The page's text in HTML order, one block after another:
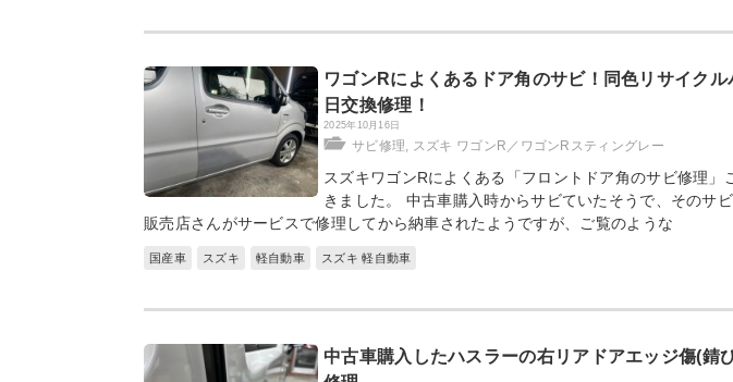
ワゴンRによくあるドア角のサビ！同色リサイクル
日交換修理！
2025年10月16日
サビ修理, スズキ ワゴンR／ワゴンRスティングレー
スズキワゴンRによくある「フロントドア角のサビ修理」
きました。 中古車購入時からサビていたそうで、そのサ
販売店さんがサービスで修理してから納車されたようですが、ご覧のような
国産車 スズキ 軽自動車 スズキ 軽自動車
中古車購入したハスラーの右リアドアエッジ傷(錆